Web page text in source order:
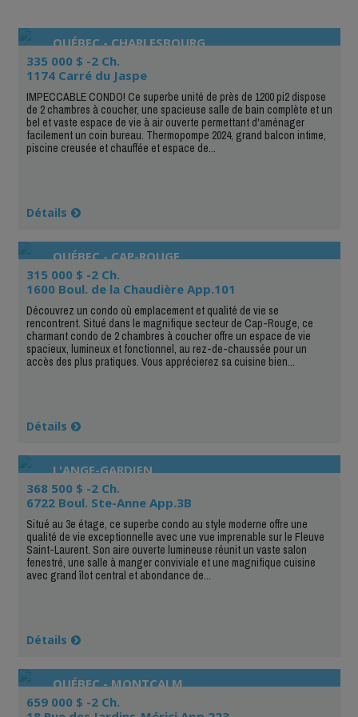
QUÉBEC - CHARLESBOURG
335 000 $ -2 Ch.
1174 Carré du Jaspe
IMPECCABLE CONDO! Ce superbe unité de près de 1200 pi2 dispose
de 2 chambres à coucher, une spacieuse salle de bain complète et un
bel et vaste espace de vie à air ouverte permettant d'aménager
facilement un coin bureau. Thermopompe 2024, grand balcon intime,
piscine creusée et chauffée et espace de...
Détails
QUÉBEC - CAP-ROUGE
315 000 $ -2 Ch.
1600 Boul. de la Chaudière App.101
Découvrez un condo où emplacement et qualité de vie se
rencontrent. Situé dans le magnifique secteur de Cap-Rouge, ce
charmant condo de 2 chambres à coucher offre un espace de vie
spacieux, lumineux et fonctionnel, au rez-de-chaussée pour un
accès des plus pratiques. Vous apprécierez sa cuisine bien...
Détails
L'ANGE-GARDIEN
368 500 $ -2 Ch.
6722 Boul. Ste-Anne App.3B
Situé au 3e étage, ce superbe condo au style moderne offre une
qualité de vie exceptionnelle avec une vue imprenable sur le Fleuve
Saint-Laurent. Son aire ouverte lumineuse réunit un vaste salon
fenestré, une salle à manger conviviale et une magnifique cuisine
avec grand îlot central et abondance de...
Détails
QUÉBEC - MONTCALM
659 000 $ -2 Ch.